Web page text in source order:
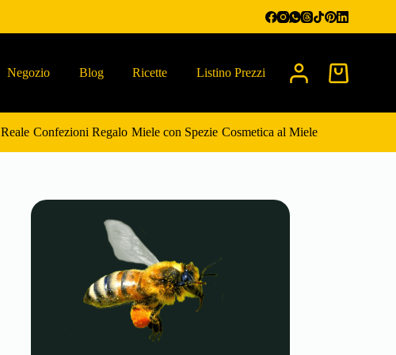
Negozio Blog Ricette Listino Prezzi Carrello
Confezioni Regalo Miele con Spezie Cosmetica al Miele